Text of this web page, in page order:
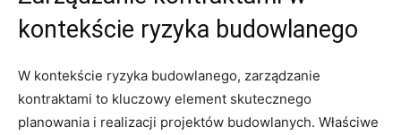
kontekście ryzyka budowlanego
W kontekście⁤ ryzyka budowlanego, zarządzanie
kontraktami to ‍kluczowy element skutecznego
planowania ‌i realizacji projektów budowlanych. Właściwe